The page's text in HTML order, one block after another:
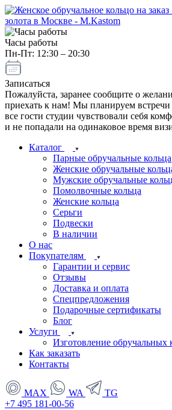
Часы работы
Пн-Пт: 12:30 – 20:30
Записаться
Пожалуйста, заранее сообщите о
приехать к нам! Мы планируем встречи
все гости студии чувствовали себя
и не попадали на одинаковое время
Каталог
Парные обручальные кольца
Женские обручальные
Мужские обручальные
Помолвочные кольца
Женские кольца
Серьги
Подвески
В наличии
О нас
Покупателям
Гарантии и сервис
Отзывы
Доставка и оплата
Спецпредложения
Подарочные сертификаты
Блог
Услуги
Изготовление обручальных
Как заказать
Контакты
MAX WA
TG
+7 495 181-00-56